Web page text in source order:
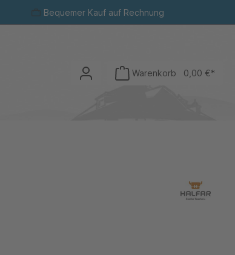
Bequemer Kauf auf Rechnung
Warenkorb 0,00 €*